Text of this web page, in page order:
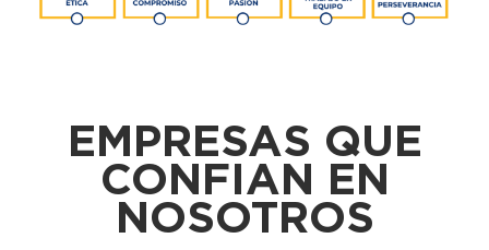
EMPRESAS QUE
CONFIAN EN
NOSOTROS